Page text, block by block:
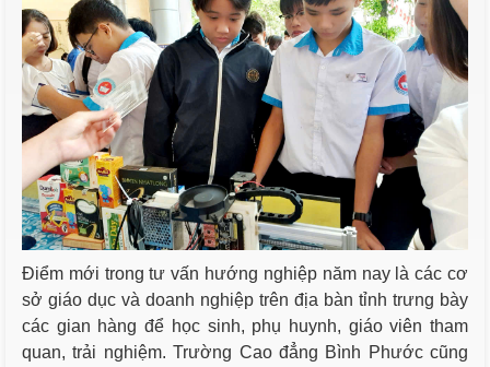
Điểm mới trong tư vấn hướng nghiệp năm nay là các cơ
sở giáo dục và doanh nghiệp trên địa bàn tỉnh trưng bày
các gian hàng để học sinh, phụ huynh, giáo viên tham
quan, trải nghiệm. Trường Cao đẳng Bình Phước cũng